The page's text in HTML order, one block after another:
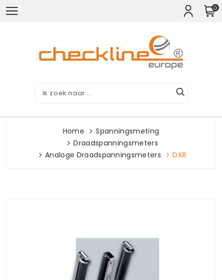
0
Home
Spanningsmeting
Draadspanningsmeters
Analoge Draadspanningsmeters
DXR